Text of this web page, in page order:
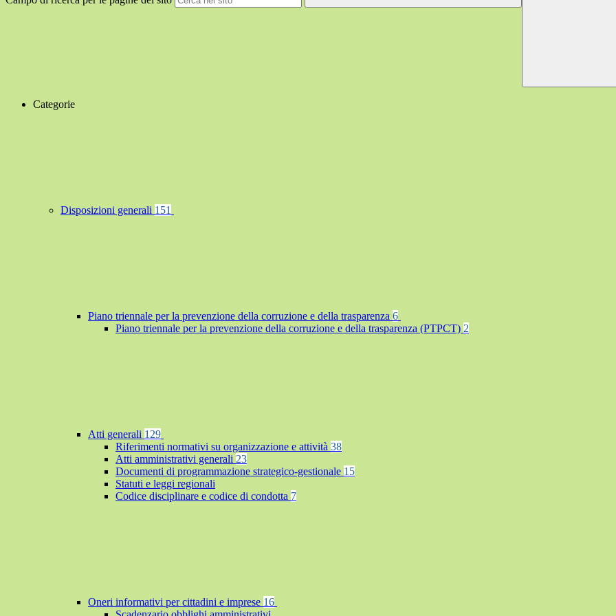
Categorie
Disposizioni generali 151
Piano triennale per la prevenzione della corruzione e della trasparenza 6
Piano triennale per la prevenzione della corruzione e della trasparenza (PTPCT) 2
Atti generali 129
Riferimenti normativi su organizzazione e attività 38
Atti amministrativi generali 23
Documenti di programmazione strategico-gestionale 15
Statuti e leggi regionali
Codice disciplinare e codice di condotta 7
Oneri informativi per cittadini e imprese 16